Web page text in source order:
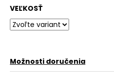
VEĽKOSŤ
Možnosti doručenia
O
d
r
ú